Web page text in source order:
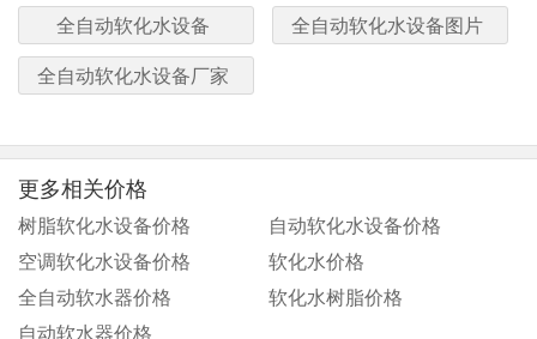
全自动软化水设备
全自动软化水设备图片
全自动软化水设备厂家
更多相关价格
树脂软化水设备价格
自动软化水设备价格
空调软化水设备价格
软化水价格
全自动软水器价格
软化水树脂价格
自动软水器价格